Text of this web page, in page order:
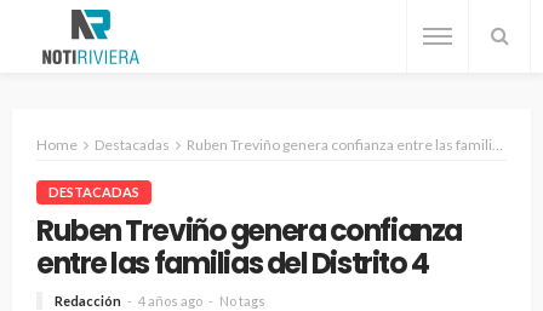
Home Destacadas Ruben Treviño genera confianza entre las familias del Distrito 4
DESTACADAS
Ruben Treviño genera confianza
entre las familias del Distrito 4
Redacción 4 años ago No tags